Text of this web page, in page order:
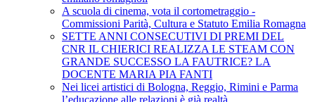
A scuola di cinema, vota il cortometraggio -
Commissioni Parità, Cultura e Statuto Emilia Romagna
SETTE ANNI CONSECUTIVI DI PREMI DEL
CNR IL CHIERICI REALIZZA LE STEAM CON
GRANDE SUCCESSO LA FAUTRICE? LA
DOCENTE MARIA PIA FANTI
Nei licei artistici di Bologna, Reggio, Rimini e Parma